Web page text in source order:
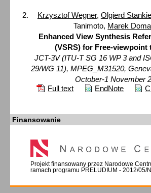
Krzysztof Wegner, Olgierd
Tanimoto, Marek
Enhanced View Synthesis
(VSRS) for Free-viewpoint
JCT-3V (ITU-T SG 16 WP 3 and
29/WG 11), MPEG_M31520,
October-1 November
Full text
EndNote
Finansowanie
Projekt finansowany przez Narodowe
ramach programu PRELUDIUM - 2012/05/